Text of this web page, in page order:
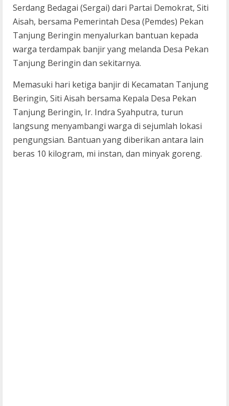
Serdang Bedagai (Sergai) dari Partai Demokrat, Siti
Aisah, bersama Pemerintah Desa (Pemdes) Pekan
Tanjung Beringin menyalurkan bantuan kepada
warga terdampak banjir yang melanda Desa Pekan
Tanjung Beringin dan sekitarnya.
Memasuki hari ketiga banjir di Kecamatan Tanjung
Beringin, Siti Aisah bersama Kepala Desa Pekan
Tanjung Beringin, Ir. Indra Syahputra, turun
langsung menyambangi warga di sejumlah lokasi
pengungsian. Bantuan yang diberikan antara lain
beras 10 kilogram, mi instan, dan minyak goreng.